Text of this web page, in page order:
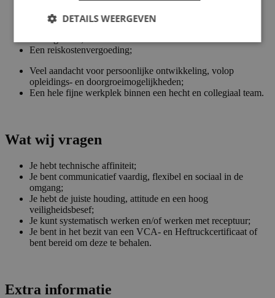
maand inclusief 12% ploegentoeslag;
Een reiskostenvergoeding;
Veel aandacht voor persoonlijke ontwikkeling, volop
opleidings- en doorgroeimogelijkheden;
Een hele fijne werkplek binnen een hecht en collegiaal team.
Wat wij vragen
Je hebt technische affiniteit;
Je bent communicatief vaardig, flexibel en sociaal in de
omgang;
Je hebt de juiste houding, attitude en een hoog
veiligheidsbesef;
Je kunt systematisch werken en/of werken met receptuur;
Je bent in het bezit van een VCA- en Heftruckcertificaat of
bent bereid om deze te behalen.
Extra informatie
DETAILS WEERGEVEN